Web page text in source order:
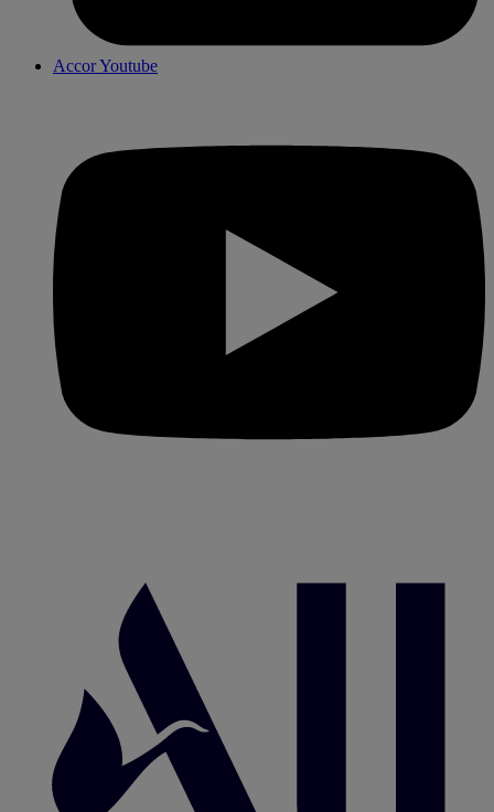
Accor Youtube